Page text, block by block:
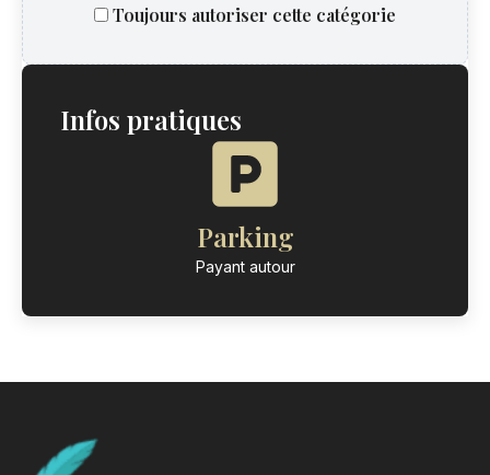
Toujours autoriser cette catégorie
Infos pratiques
Parking
Payant autour